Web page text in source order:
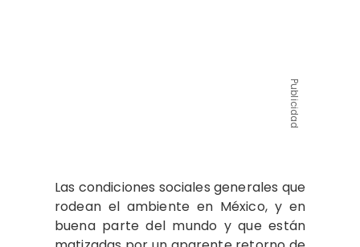
Publicidad
Las condiciones sociales generales que
rodean el ambiente en México, y en
buena parte del mundo y que están